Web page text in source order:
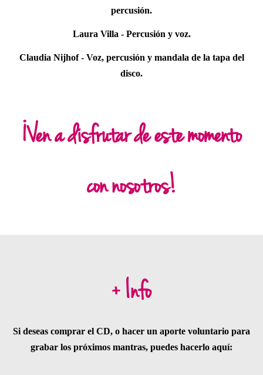
percusión.
Laura Villa - Percusión y voz.
Claudia Nijhof - Voz, percusión y mandala de la tapa del
disco.
¡Ven a disfrutar de este momento
con nosotros!
+ Info
Si deseas comprar el CD, o hacer un aporte voluntario para
grabar los próximos mantras, puedes hacerlo aquí: